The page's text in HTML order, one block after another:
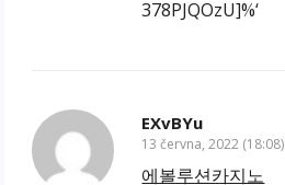
378PJQOzU]%‘
EXvBYu
13 června, 2022 (18:08)
에볼루션카지노